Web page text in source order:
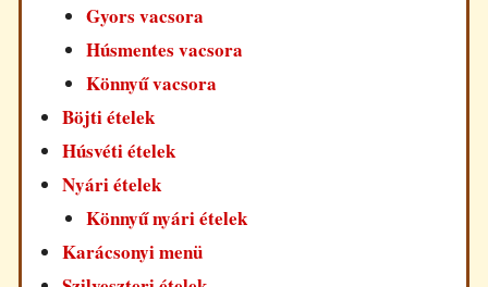
Gyors vacsora
Húsmentes vacsora
Könnyű vacsora
Böjti ételek
Húsvéti ételek
Nyári ételek
Könnyű nyári ételek
Karácsonyi menü